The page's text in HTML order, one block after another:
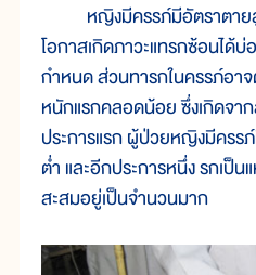
หญิงมีครรภ์มีอัตราตายสู
โอกาสเกิดภาวะแทรกซ้อนได้
กำหนด ส่วนทารกในครรภ์อ
หนักแรกคลอดน้อย ซึ่งเกิดจา
ประการแรก ผู้ป่วยหญิงมีครร
ต่ำ และอีกประการหนึ่ง รกเป็น
สะสมอยู่เป็นจำนวนมาก